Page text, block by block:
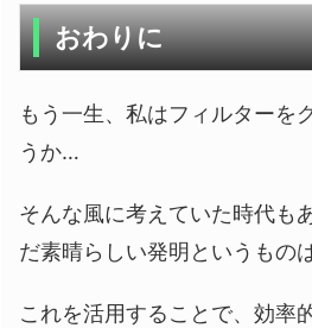
おわりに
もう一生、私はフィルターを
うか…
そんな風に考えていた時代も
だ素晴らしい発明というもの
これを活用することで、効率